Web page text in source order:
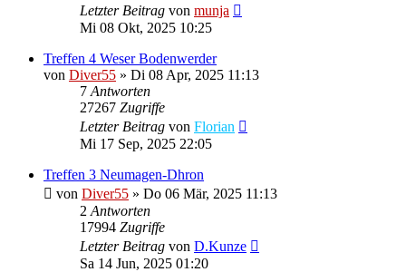
Letzter Beitrag von munja
Mi 08 Okt, 2025 10:25
Treffen 4 Weser Bodenwerder
von Diver55 » Di 08 Apr, 2025 11:13
7 Antworten
27267 Zugriffe
Letzter Beitrag von Florian
Mi 17 Sep, 2025 22:05
Treffen 3 Neumagen-Dhron
von Diver55 » Do 06 Mär, 2025 11:13
2 Antworten
17994 Zugriffe
Letzter Beitrag von D.Kunze
Sa 14 Jun, 2025 01:20